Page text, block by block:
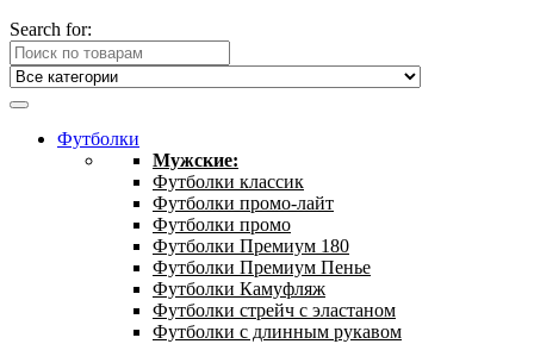
Search for:
Футболки
Мужские:
Футболки классик
Футболки промо-лайт
Футболки промо
Футболки Премиум 180
Футболки Премиум Пенье
Футболки Камуфляж
Футболки стрейч с эластаном
Футболки с длинным рукавом